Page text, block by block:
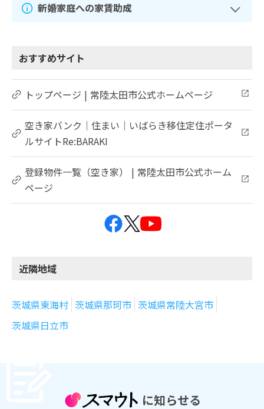
新婚家庭への家賃助成
おすすめサイト
トップページ | 常陸太田市公式ホームページ
空き家バンク｜住まい｜いばらき移住定住ポータ
ルサイトRe:BARAKI
登録物件一覧（空き家） | 常陸太田市公式ホーム
ページ
近隣地域
茨城県東海村 茨城県那珂市 茨城県常陸大宮市
茨城県日立市
に知らせる